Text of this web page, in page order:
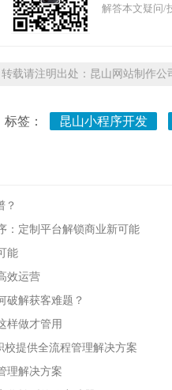
解答本文疑问/
转载请注明出处：昆山网站制作
标签： 昆山小程序开发
？
：定制平台解锁商业新可能
能
效运营
破解获客难题？
样做才管用
提供全流程管理解决方案
理解决方案